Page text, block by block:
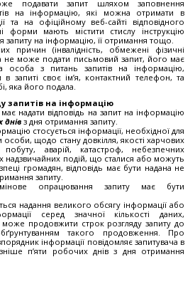
подавати запит шляхом заповнення
на інформацію, які можна отримати в
та на офіційному веб-сайті відповідного
форми мають містити стислу інструкцію
на інформацію, її отримання тощо.
(інвалідність, обмежені фізичні
не може подати письмовий запит, його має
особа з питань запитів на інформацію,
в запиті своє ім’я, контактний телефон, та
яка його подала.
запитів на інформацію
надати відповідь на запит на інформацію
днівз дня отримання запиту.
стосується інформації, необхідної для
особи, щодо стану довкілля, якості харчових
побуту, аварій, катастроф, небезпечних
надзвичайних подій, що сталися або можуть
громадян, відповідь має бути надана не
запиту.
опрацювання запиту має бути
надання великого обсягу інформації або
серед значної кількості даних,
може продовжити строк розгляду запиту до
такого продовження. Про
інформації повідомляє запитувача в
п’яти робочих днів з дня отримання